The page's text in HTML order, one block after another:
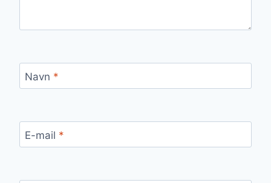
Navn *
E-mail *